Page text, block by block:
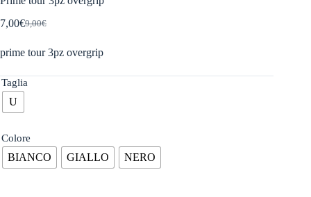
9,00€
Il
originale
9,00€.
7,00€Il
attuale
7,00€.
prime tour 3pz overgrip
Taglia
U
Colore
BIANCO GIALLO NERO